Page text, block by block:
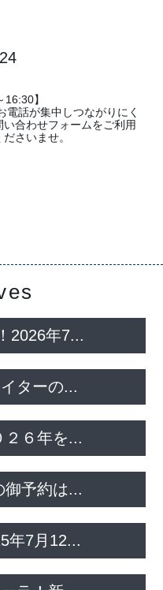
】
話が集中しつながりにく
合わせフォームをご利用
さいませ。
2026年7...
ターの...
２６年を...
御予約は...
年7月12...